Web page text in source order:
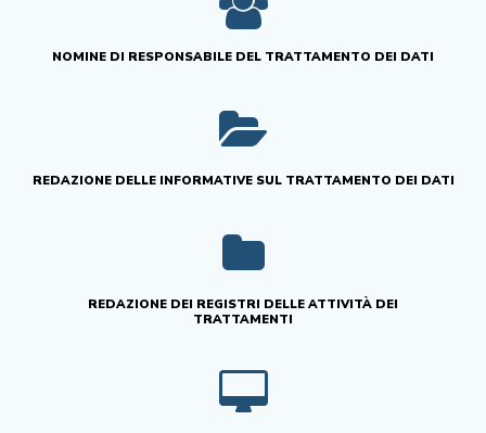
NOMINE DI RESPONSABILE DEL TRATTAMENTO DEI DATI
REDAZIONE DELLE INFORMATIVE SUL TRATTAMENTO DEI DATI
REDAZIONE DEI REGISTRI DELLE ATTIVITÀ DEI
TRATTAMENTI